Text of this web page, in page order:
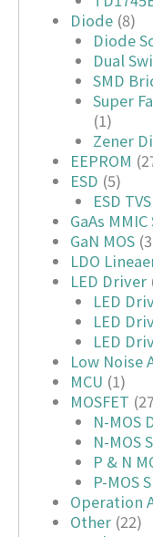
Diode (8)
Diode
Dual
SMD
Super
(1)
Zener
EEPROM
ESD (5)
ESD
GaAs
GaN MOS
LDO
LED Driver
LED
LED
LED
Low Noise
MCU (1)
MOSFET
N-MOS
N-MOS
P & N
P-MOS
Operation
Other (22)